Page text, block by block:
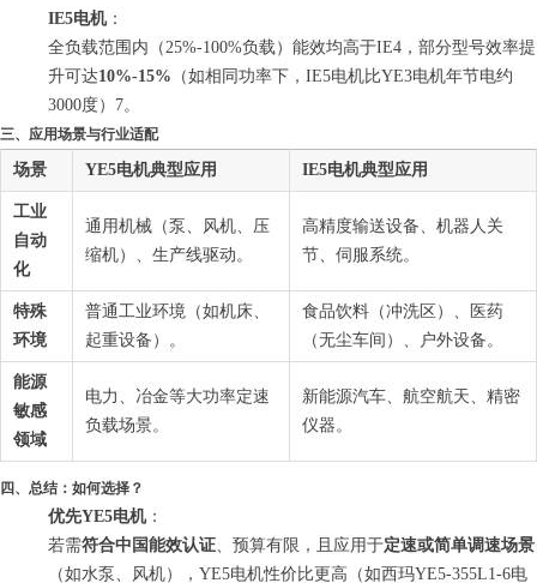
IE5电机：
全负载范围内（25%-100%负载）能效均高于IE4，部分型号效率提
升可达10%-15% （如相同功率下，IE5电机比YE3电机年节电约
3000度）7。
三、应用场景与行业适配
场景 YE5电机典型应用 IE5电机典型应用
工业
自动
化
通用机械（泵、风机、压
缩机）、生产线驱动。
高精度输送设备、机器人关
节、伺服系统。
特殊
环境
普通工业环境（如机床、
起重设备）。
食品饮料（冲洗区）、医药
（无尘车间）、户外设备。
能源
敏感
领域
电力、冶金等大功率定速
负载场景。
新能源汽车、航空航天、精密
仪器。
四、总结：如何选择？
优先YE5电机：
若需符合中国能效认证、预算有限，且应用于定速或简单调速场景
（如水泵、风机），YE5电机性价比更高（如西玛YE5-355L1-6电